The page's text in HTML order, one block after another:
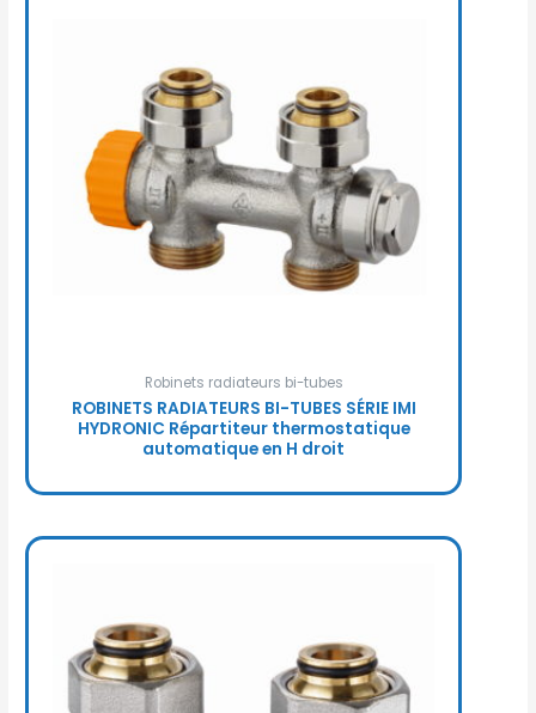
Robinets radiateurs bi-tubes
ROBINETS RADIATEURS BI-TUBES SÉRIE IMI
HYDRONIC Répartiteur thermostatique
automatique en H droit